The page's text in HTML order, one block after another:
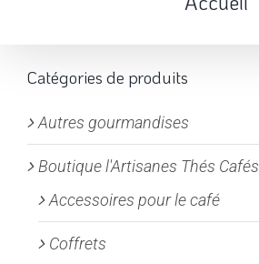
Catégories de produits
Autres gourmandises
Boutique l'Artisanes Thés Cafés
Accessoires pour le café
Coffrets